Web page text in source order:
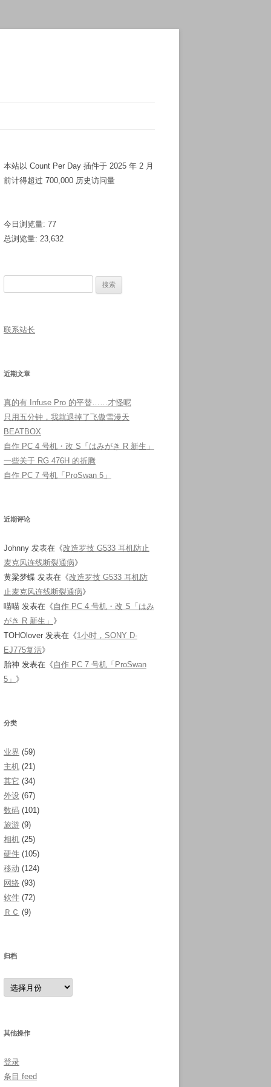
本站以 Count Per Day 插件于 2025 年 2 月
前计得超过 700,000 历史访问量
今日浏览量: 77
总浏览量: 23,632
联系站长
近期文章
真的有 Infuse Pro 的平替……才怪呢
只用五分钟，我就退掉了飞傲雪漫天
BEATBOX
自作 PC 4 号机・改 S「はみがき R 新生」
一些关于 RG 476H 的折腾
自作 PC 7 号机「ProSwan 5」
近期评论
Johnny 发表在《改造罗技 G533 耳机防止
麦克风连线断裂通病》
黄粱梦蝶 发表在《改造罗技 G533 耳机防
止麦克风连线断裂通病》
喵喵 发表在《自作 PC 4 号机・改 S「はみ
がき R 新生」 》
TOHOlover 发表在《1小时，SONY D-
EJ775复活》
胎神 发表在《自作 PC 7 号机「ProSwan
5」 》
分类
业界 (59)
主机 (21)
其它 (34)
外设 (67)
数码 (101)
旅游 (9)
相机 (25)
硬件 (105)
移动 (124)
网络 (93)
软件 (72)
ＲＣ (9)
归档
归
档
其他操作
登录
条目 feed